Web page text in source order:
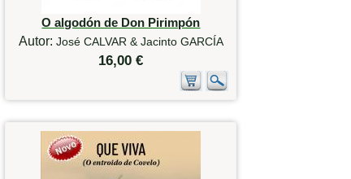
O algodón de Don Pirimpón
Autor: José CALVAR & Jacinto GARCÍA
16,00 €